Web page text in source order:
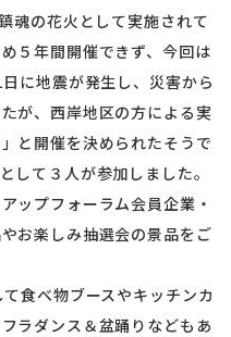
魂の花火として実施されて
５年間開催できず、今回は
に地震が発生し、災害から
が、⻄岸地区の方による実
と開催を決められたそうで
して３人が参加しました。
ップフォーラム会員企業・
お楽しみ抽選会の景品をご
食べ物ブースやキッチンカ
ラダンス＆盆踊りなどもあ